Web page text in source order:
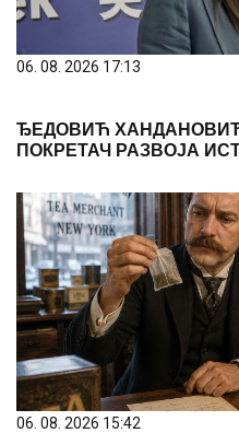
06. 08. 2026 17:13
ЂЕДОВИЋ
ПОКРЕТАЧ РАЗВОЈА
06. 08. 2026 15:42